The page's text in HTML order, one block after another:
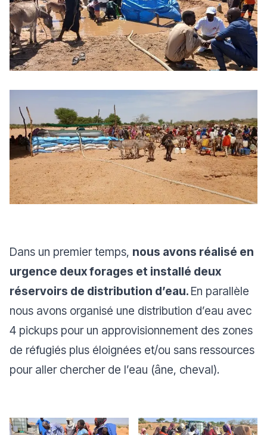
Dans un premier temps, nous avons réalisé en
urgence deux forages et installé deux
réservoirs de distribution d’eau. En parallèle
nous avons organisé une distribution d’eau avec
4 pickups pour un approvisionnement des zones
de réfugiés plus éloignées et/ou sans ressources
pour aller chercher de l’eau (âne, cheval).